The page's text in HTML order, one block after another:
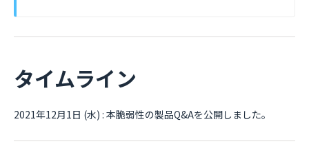
タイムライン
2021年12月1日 (水) : 本脆弱性の製品Q&Aを公開しました。